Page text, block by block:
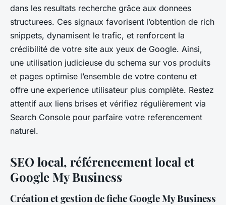
dans les resultats recherche grâce aux donnees
structurees. Ces signaux favorisent l’obtention de rich
snippets, dynamisent le trafic, et renforcent la
crédibilité de votre site aux yeux de Google. Ainsi,
une utilisation judicieuse du schema sur vos produits
et pages optimise l’ensemble de votre contenu et
offre une experience utilisateur plus complète. Restez
attentif aux liens brises et vérifiez régulièrement via
Search Console pour parfaire votre referencement
naturel.
SEO local, référencement local et
Google My Business
Création et gestion de fiche Google My Business